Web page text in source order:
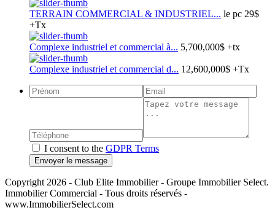
TERRAIN COMMERCIAL & INDUSTRIEL... le pc 29$
+Tx
Complexe industriel et commercial à... 5,700,000$ +tx
Complexe industriel et commercial d... 12,600,000$ +Tx
I consent to the GDPR Terms
Envoyer le message
Copyright 2026 - Club Elite Immobilier - Groupe Immobilier Select.
Immobilier Commercial - Tous droits réservés -
www.ImmobilierSelect.com